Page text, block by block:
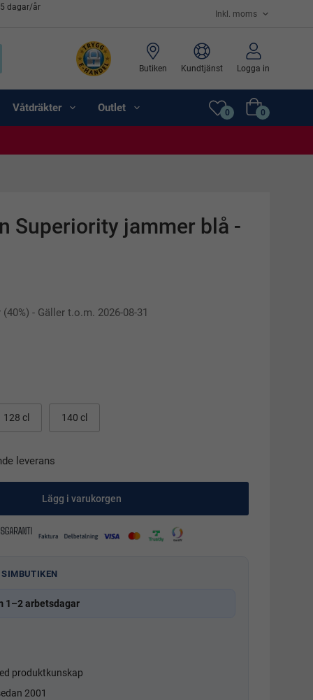
dagar/år
Butiken Kundtjänst Logga in
Våtdräkter Outlet 0 0
Superiority jammer blå -
(40%) - Gäller t.o.m. 2026-08-31
128 cl 140 cl
leverans
Lägg i varukorgen
SIMBUTIKEN
1–2 arbetsdagar
produktkunskap
2001